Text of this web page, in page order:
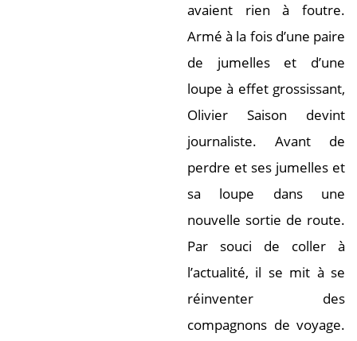
avaient rien à foutre.
Armé à la fois d’une paire
de jumelles et d’une
loupe à effet grossissant,
Olivier Saison devint
journaliste. Avant de
perdre et ses jumelles et
sa loupe dans une
nouvelle sortie de route.
Par souci de coller à
l’actualité, il se mit à se
réinventer des
compagnons de voyage.